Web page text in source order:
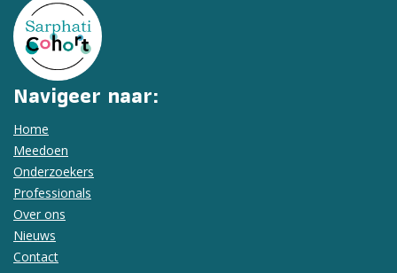
Navigeer naar:
Home
Meedoen
Onderzoekers
Professionals
Over ons
Nieuws
Contact